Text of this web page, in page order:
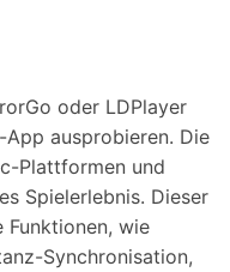
oder LDPlayer
App ausprobieren. Die
Plattformen und
Spielerlebnis. Dieser
Funktionen, wie
Synchronisation,